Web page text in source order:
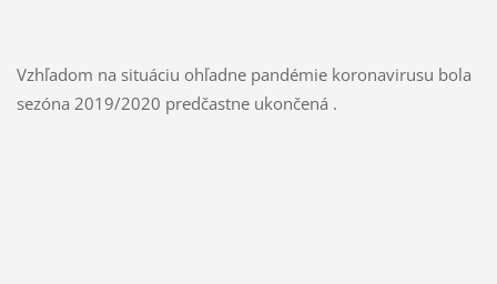
Vzhľadom na situáciu ohľadne pandémie koronavirusu bola
sezóna 2019/2020 predčastne ukončená .